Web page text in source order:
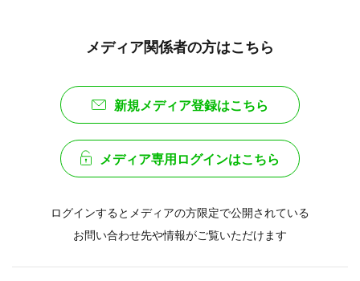
メディア関係者の方はこちら
新規メディア登録はこちら
メディア専用ログインはこちら
ログインするとメディアの方限定で公開されている
お問い合わせ先や情報がご覧いただけます